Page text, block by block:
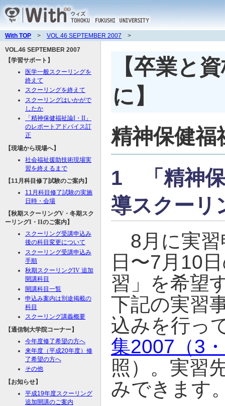
With TOP > VOL.46 SEPTEMBER 2007 >
VOL.46 SEPTEMBER 2007
【学習サポート】
医学一般スクーリングを
終えて
スクーリングを終えて
スクーリングはいかがで
したか
「精神保健福祉論I ・ II 」
のレポートアドバイス訂
正
【現場から現場へ】
社会福祉援助技術現場実
習を終えるまで
【11月科目修了試験のご案内】
11月科目修了試験の実施
日時・会場
【秋期スクーリングV ・冬期スク
ーリングI ・ IIのご案内】
スクーリング受講申込み
後の科目変更について
スクーリング受講申込み
手順
秋期スクーリングIV 追加
開講科目
開講科目一覧
申込み案内は別途掲載の
科目
スクーリング講義概要
【通信制大学院コーナー】
今年度修了希望の方へ
来年度（平成20年度）修
了希望の方へ
その他
【お知らせ】
平成19年度スクーリング
追加開講のご案内
【卒業と
に】
精神保健
1 「精神保
導スクーリ
8月に実習
日〜7月10
習」を希望
下記の実習
込みを行っ
集2007（3
照）。実習
みできます